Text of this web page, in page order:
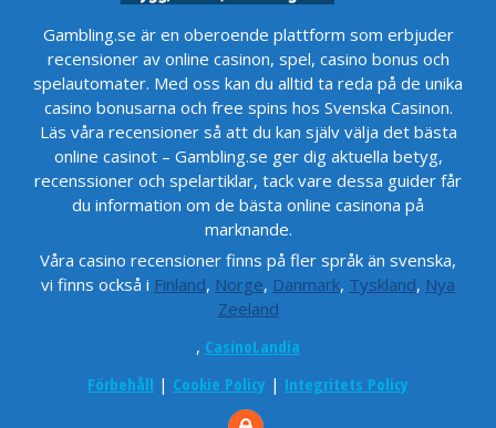
Gambling.se är en oberoende plattform som erbjuder
recensioner av online casinon, spel, casino bonus och
spelautomater. Med oss kan du alltid ta reda på de unika
casino bonusarna och free spins hos Svenska Casinon.
Läs våra recensioner så att du kan själv välja det bästa
online casinot – Gambling.se ger dig aktuella betyg,
recenssioner och spelartiklar, tack vare dessa guider får
du information om de bästa online casinona på
marknande.
Våra casino recensioner finns på fler språk än svenska,
vi finns också i Finland, Norge, Danmark, Tyskland, Nya
Zeeland
, CasinoLandia
Förbehåll | Cookie Policy | Integritets Policy